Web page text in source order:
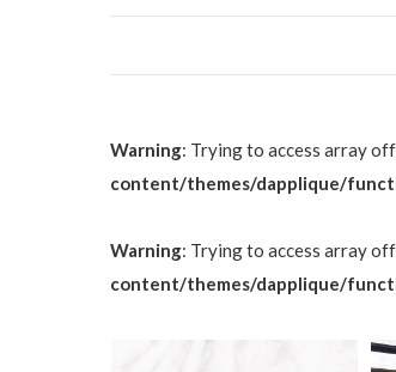
Warning: Trying to access array
content/themes/dapplique/
Warning: Trying to access array
content/themes/dapplique/